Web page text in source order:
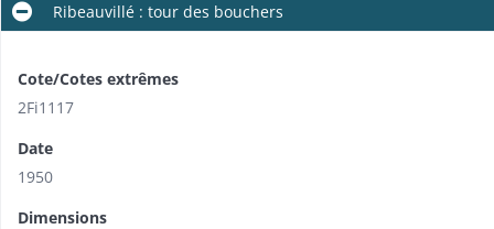
Ribeauvillé : tour des bouchers
Cote/Cotes extrêmes
2Fi1117
Date
1950
Dimensions